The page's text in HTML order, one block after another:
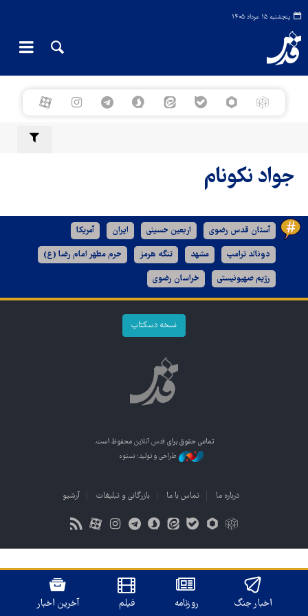
پنجشنبه ۱۵ مرداد ۱۴۰۵
جواد نکونام
آستان قدس رضوی اربعین حسینی ایران آمریکا
دونالد ترامپ مشهد تنگه هرمز حرم مطهر امام رضا (ع)
رژیم صهیونیستی خراسان رضوی
نسخه دسکتاپ
تمامی حقوق برای قدس آنلاین محفوظ است.
طراحی و تولید: نستوه
درباره ما تماس با ما بازرگانی و تبلیغات آرشیو
اخبار جنگ روزنامه فیلم آخرین اخبار